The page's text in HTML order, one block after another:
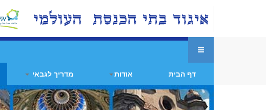
דף הבית אודות מדריך לגבאי